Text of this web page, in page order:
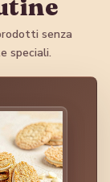
senza
speciali.